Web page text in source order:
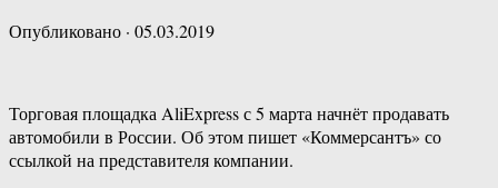
Опубликовано · 05.03.2019
Торговая площадка AliExpress с 5 марта начнёт продавать
автомобили в России. Об этом пишет «Коммерсантъ» со
ссылкой на представителя компании.